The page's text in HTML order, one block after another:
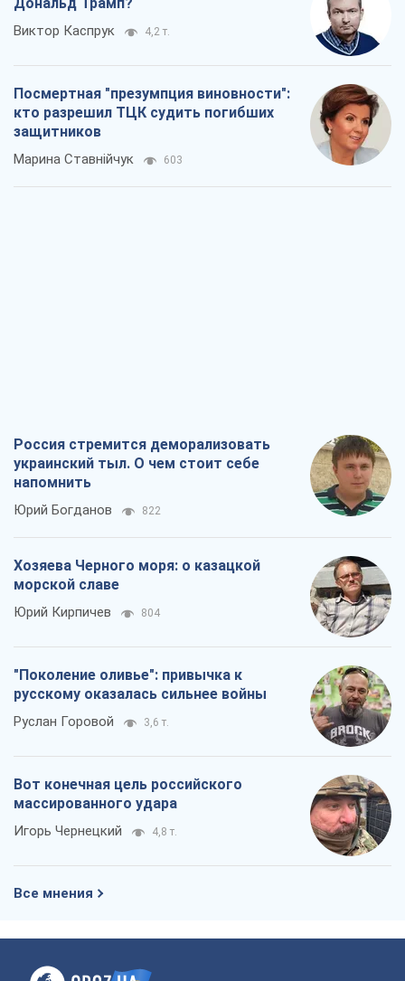
Виктор Каспрук 4,2 т.
Посмертная "презумпция виновности":
кто разрешил ТЦК судить погибших
защитников
Марина Ставнійчук 603
Россия стремится деморализовать
украинский тыл. О чем стоит себе
напомнить
Юрий Богданов 822
Хозяева Черного моря: о казацкой
морской славе
Юрий Кирпичев 804
"Поколение оливье": привычка к
русскому оказалась сильнее войны
Руслан Горовой 3,6 т.
Вот конечная цель российского
массированного удара
Игорь Чернецкий 4,8 т.
Все мнения